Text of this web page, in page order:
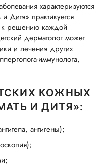
характеризуются
Дитя» практикуется
к решению каждой
дерматолог может
и лечения других
иммунолога,
КОЖНЫХ
И ДИТЯ»:
антигены);